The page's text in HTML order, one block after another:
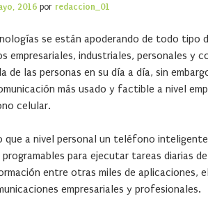
2016 por redaccion_01
se están apoderando de todo tipo
empresariales, industriales, personales y
de las personas en su día a día, sin
más usado y factible a nivel
celular.
que a nivel personal un teléfono
para ejecutar tareas diarias
entre otras miles de aplicaciones,
empresariales y profesionales.